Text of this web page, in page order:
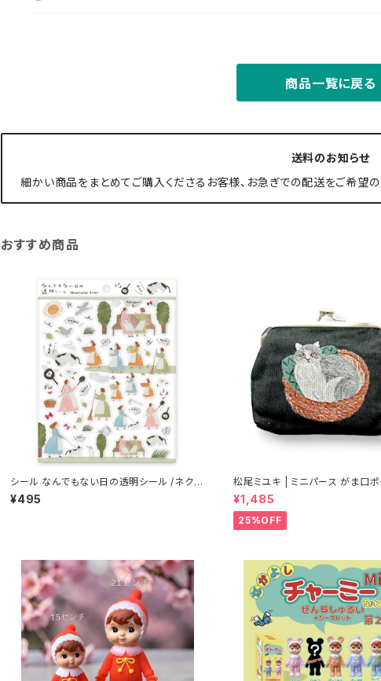
商品一覧に戻る
送料のお知らせ
細かい商品をまとめてご購入くださるお客様、お急ぎでの配送をご希望
おすすめ商品
シール なんでもない日の透明シール /ネクタ
イ
¥495
松尾ミユキ | ミニパース がま口ポ
ク | Mini Purse black
¥1,485
25%OFF